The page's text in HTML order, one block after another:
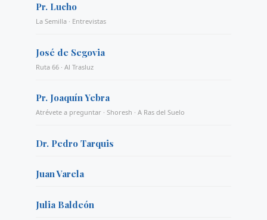
Pr. Lucho
La Semilla · Entrevistas
José de Segovia
Ruta 66 · Al Trasluz
Pr. Joaquín Yebra
Atrévete a preguntar · Shoresh · A Ras del Suelo
Dr. Pedro Tarquis
Juan Varela
Julia Baldeón